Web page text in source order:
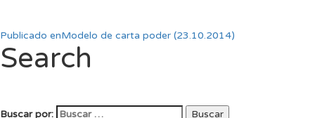
Publicado enModelo de carta poder (23.10.2014)
Search
Buscar por: Buscar